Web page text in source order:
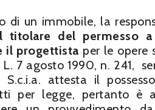
un immobile, la
titolare del permesso
il progettistaper le opere
7 agosto 1990, n. 241,
attesta il
per legge, pertanto è